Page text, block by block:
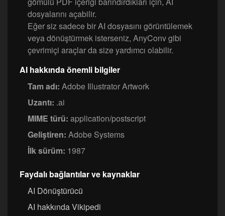
dosyalarını açabilir.
Eğer siz sadece bir AI dosyasını görüntülemek
veya dönüştürmek isterseniz, AnyConv gibi
çevrimiçi araçlar da size yardımcı olabilir.
AI hakkında önemli bilgiler
Tam adı: Adobe Illustrator Artwork
Uzantı: .ai
MIME türü: application/postscript
Geliştiren: Adobe Systems
İlk sürüm: 1987
Faydalı bağlantılar ve kaynaklar
AI Dönüştürücü
AI hakkında Vikipedi